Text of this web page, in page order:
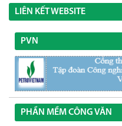
LIÊN KẾT WEBSITE
PVN
PHẦN MỀM CÔNG VĂN